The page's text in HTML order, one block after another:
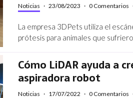
Noticias · 23/08/2023 · 0 Comentarios
La empresa 3DPets utiliza el
prótesis para animales que
Cómo LiDAR ayuda a
aspiradora robot
Noticias · 17/07/2022 · 0 Comentarios